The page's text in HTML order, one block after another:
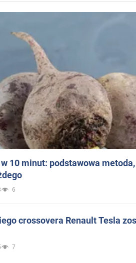
10 minut: podstawowa
6
crossovera Renault Tesla
7